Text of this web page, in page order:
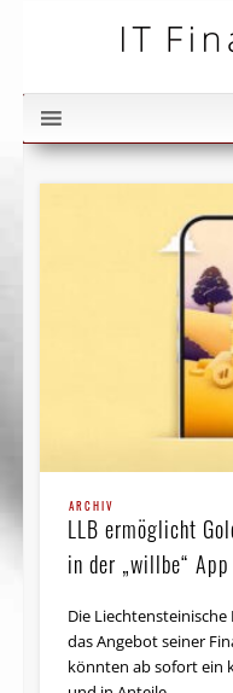
ARCHIV
LLB ermöglicht
in der „willbe“ App
Die
das Angebot seiner
könnten ab sofort ein